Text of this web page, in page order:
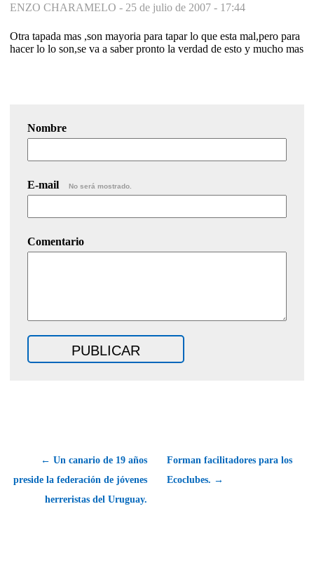
ENZO CHARAMELO - 25 de julio de 2007 - 17:44
Otra tapada mas ,son mayoria para tapar lo que esta mal,pero para
hacer lo lo son,se va a saber pronto la verdad de esto y mucho mas
Nombre
E-mail No será mostrado.
Comentario
← Un canario de 19 años
preside la federación de jóvenes
herreristas del Uruguay.
Forman facilitadores para los
Ecoclubes. →